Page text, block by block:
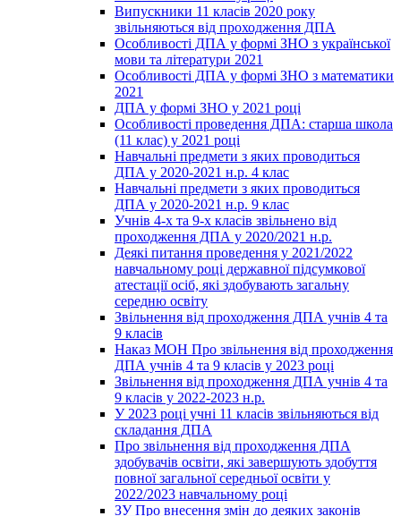
Випускники 11 класів 2020 року
звільняються від проходження ДПА
Особливості ДПА у формі ЗНО з української
мови та літератури 2021
Особливості ДПА у формі ЗНО з математики
2021
ДПА у формі ЗНО у 2021 році
Особливості проведення ДПА: старша школа
(11 клас) у 2021 році
Навчальні предмети з яких проводиться
ДПА у 2020-2021 н.р. 4 клас
Навчальні предмети з яких проводиться
ДПА у 2020-2021 н.р. 9 клас
Учнів 4-х та 9-х класів звільнено від
проходження ДПА у 2020/2021 н.р.
Деякі питання проведення у 2021/2022
навчальному році державної підсумкової
атестації осіб, які здобувають загальну
середню освіту
Звільнення від проходження ДПА учнів 4 та
9 класів
Наказ МОН Про звільнення від проходження
ДПА учнів 4 та 9 класів у 2023 році
Звільнення від проходження ДПА учнів 4 та
9 класів у 2022-2023 н.р.
У 2023 році учні 11 класів звільняються від
складання ДПА
Про звільнення від проходження ДПА
здобувачів освіти, які завершують здобуття
повної загальної середньої освіти у
2022/2023 навчальному році
ЗУ Про внесення змін до деяких законів